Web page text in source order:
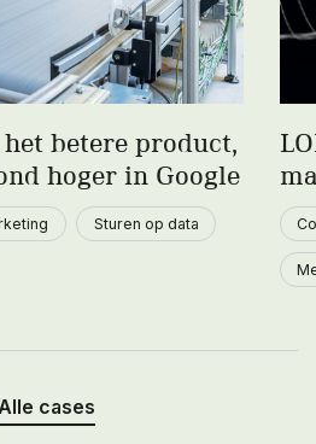
betere product,
hoger in Google
Sturen op data
cases